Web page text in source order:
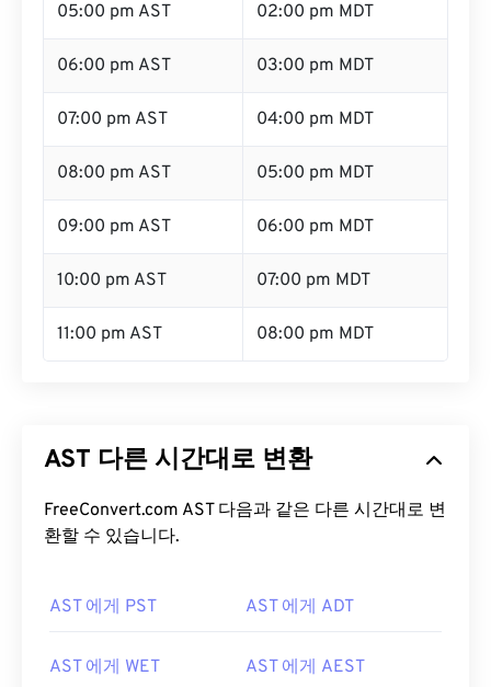
05:00 pm AST 02:00 pm MDT
06:00 pm AST 03:00 pm MDT
07:00 pm AST 04:00 pm MDT
08:00 pm AST 05:00 pm MDT
09:00 pm AST 06:00 pm MDT
10:00 pm AST 07:00 pm MDT
11:00 pm AST 08:00 pm MDT
AST 다른 시간대로 변환
FreeConvert.com AST 다음과 같은 다른 시간대로 변
환할 수 있습니다.
AST 에게 PST AST 에게 ADT
AST 에게 WET AST 에게 AEST